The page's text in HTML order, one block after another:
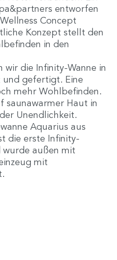
entworfen
Concept
Konzept stellt den
in den
wir die Infinity-Wanne in
und gefertigt. Eine
mehr Wohlbefinden.
saunawarmer Haut in
Unendlichkeit.
Aquarius aus
die erste Infinity-
wurde außen mit
mit